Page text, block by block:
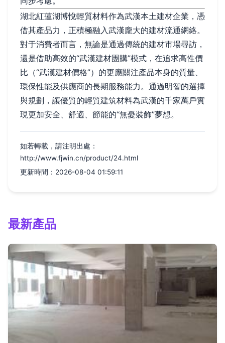
湖北紅蓮湖博悅輕質材料作為武漢本土建材企業，憑
借其產品力，正積極融入武漢龐大的建材流通網絡。
對于消費者而言，無論是通過傳統的建材市場尋訪，
還是借助高效的“武漢建材團購”模式，在追求高性價
比（“武漢建材價格”）的更應關注產品本身的質量、
環保性能及供應商的長期服務能力。通過明智的選擇
與規劃，讓優質的輕質建筑材料為武漢的千家萬戶實
現更加安全、舒適、節能的“無憂裝飾”夢想。
如若轉載，請注明出處：
http://www.fjwin.cn/product/24.html
更新時間：2026-08-04 01:59:11
最新產品